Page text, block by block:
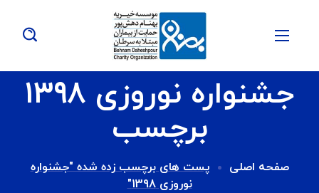
جشنواره نوروزی 1398
برچسب
صفحه اصلی
پست های برچسب زده شده "جشنواره
نوروزی 1398"